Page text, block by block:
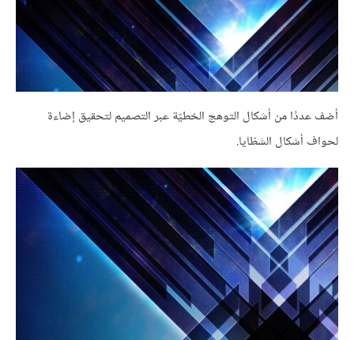
أضف عددًا من أشكال التوهج الخطيّة عبر التصميم لتحقيق إضاءة
لحواف أشكال الشظايا.